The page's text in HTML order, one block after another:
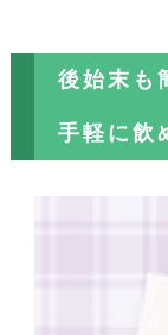
後始末も
手軽に飲